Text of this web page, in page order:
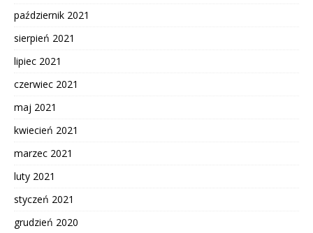
październik 2021
sierpień 2021
lipiec 2021
czerwiec 2021
maj 2021
kwiecień 2021
marzec 2021
luty 2021
styczeń 2021
grudzień 2020